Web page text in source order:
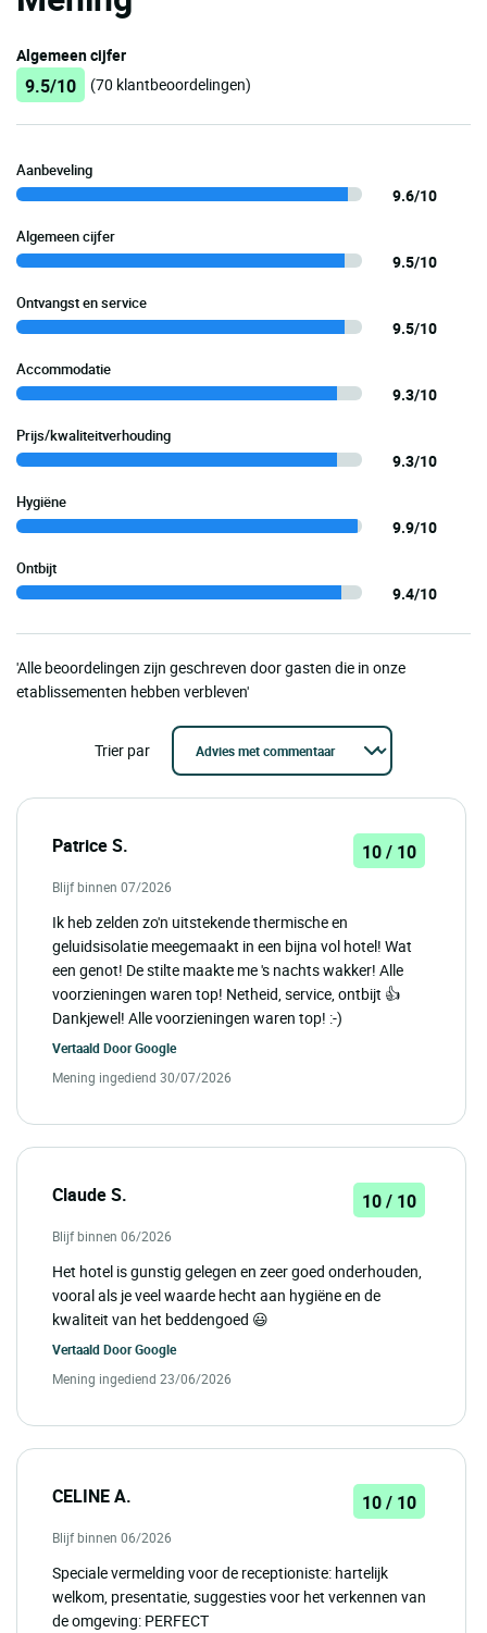
Algemeen cijfer
9.5/10 (70 klantbeoordelingen)
Aanbeveling
9.6/10
Algemeen cijfer
9.5/10
Ontvangst en service
9.5/10
Accommodatie
9.3/10
Prijs/kwaliteitverhouding
9.3/10
Hygiëne
9.9/10
Ontbijt
9.4/10
'Alle beoordelingen zijn geschreven door gasten die in onze
etablissementen hebben verbleven'
Trier par
Patrice S. 10 / 10
Blijf binnen 07/2026
Ik heb zelden zo'n uitstekende thermische en
geluidsisolatie meegemaakt in een bijna vol hotel! Wat
een genot! De stilte maakte me 's nachts wakker! Alle
voorzieningen waren top! Netheid, service, ontbijt 👍
Dankjewel! Alle voorzieningen waren top! :-)
Vertaald DoorGoogle
Mening ingediend 30/07/2026
Claude S. 10 / 10
Blijf binnen 06/2026
Het hotel is gunstig gelegen en zeer goed onderhouden,
vooral als je veel waarde hecht aan hygiëne en de
kwaliteit van het beddengoed 😃
Vertaald DoorGoogle
Mening ingediend 23/06/2026
CELINE A. 10 / 10
Blijf binnen 06/2026
Speciale vermelding voor de receptioniste: hartelijk
welkom, presentatie, suggesties voor het verkennen van
de omgeving: PERFECT